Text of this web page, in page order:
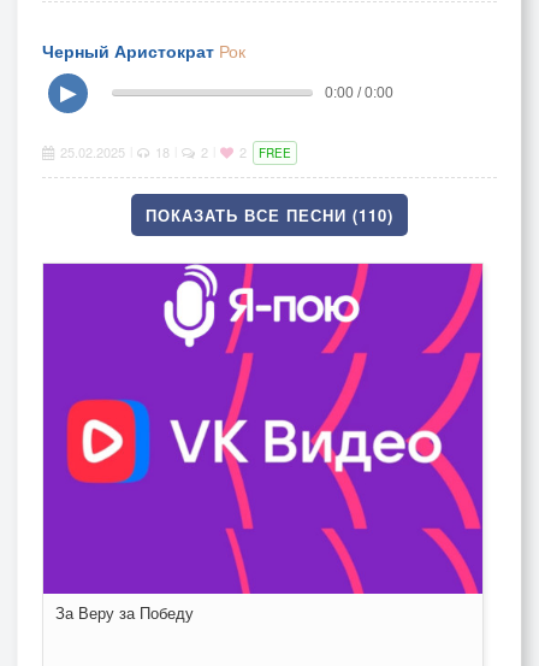
Черный Аристократ Рок
▶
0:00 / 0:00
25.02.2025 18 2 2 FREE
ПОКАЗАТЬ ВСЕ ПЕСНИ (110)
За Веру за Победу